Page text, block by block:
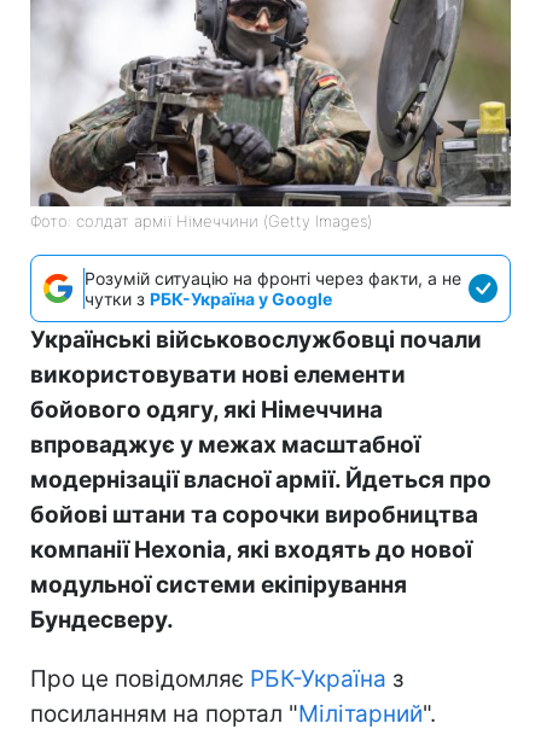
Фото: солдат армії Німеччини (Getty Images)
Розумій ситуацію на фронті через факти, а не
чутки з РБК-Україна у Google
Українські військовослужбовці почали
використовувати нові елементи
бойового одягу, які Німеччина
впроваджує у межах масштабної
модернізації власної армії. Йдеться про
бойові штани та сорочки виробництва
компанії Hexonia, які входять до нової
модульної системи екіпірування
Бундесверу.
Про це повідомляє РБК-Україна з
посиланням на портал "Мілітарний".